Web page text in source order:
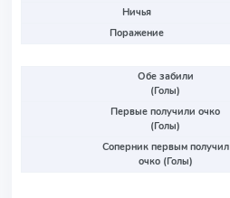
Ничья
Поражение
Обе забили
(Голы)
Первые получили очко
(Голы)
Соперник первым получил
очко (Голы)